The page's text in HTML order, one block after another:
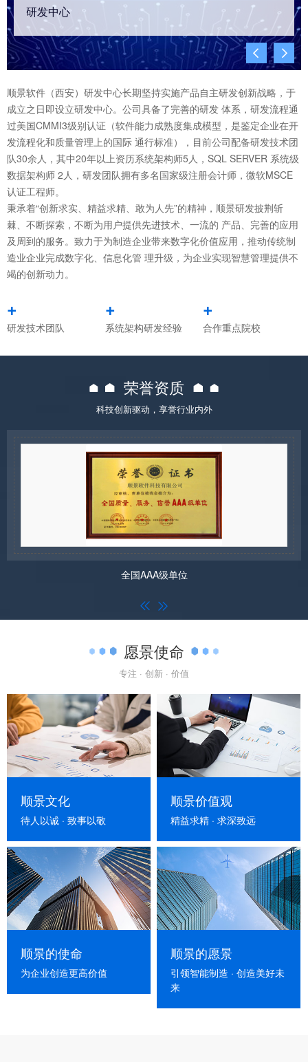
研发中心
 
顺景软件（西安）研发中心长期坚持实施产品自主研发创新战略，于
成立之日即设立研发中心。公司具备了完善的研发 体系，研发流程通
过美国CMMI3级别认证（软件能力成熟度集成模型，是鉴定企业在开
发流程化和质量管理上的国际 通行标准），目前公司配备研发技术团
队30余人，其中20年以上资历系统架构师5人，SQL SERVER 系统级
数据架构师 2人，研发团队拥有多名国家级注册会计师，微软MSCE
认证工程师。
秉承着“创新求实、精益求精、敢为人先”的精神，顺景研发披荆斩
棘、不断探索，不断为用户提供先进技术、一流的 产品、完善的应用
及周到的服务。致力于为制造企业带来数字化价值应用，推动传统制
造业企业完成数字化、信息化管 理升级，为企业实现智慧管理提供不
竭的创新动力。
+
研发技术团队
+
系统架构研发经验
+
合作重点院校
荣誉资质
科技创新驱动，享誉行业内外
全国AAA级单位
 
愿景使命
专注 · 创新 · 价值
顺景文化
待人以诚 · 致事以敬
顺景价值观
精益求精 · 求深致远
顺景的使命
为企业创造更高价值
顺景的愿景
引领智能制造 · 创造美好未
来